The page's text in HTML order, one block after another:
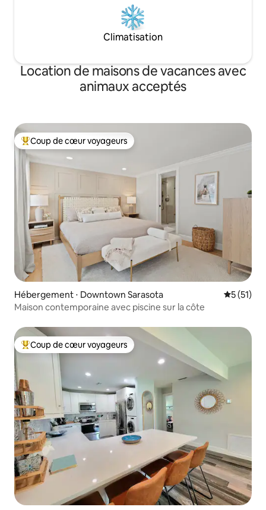
Climatisation
Location de maisons de vacances avec
animaux acceptés
Coups de cœur voyageurs les plus appréciés
Coup de cœur voyageurs
Hébergement ⋅ Downtown Sarasota
5 (51)
Maison contemporaine avec piscine sur la côte
Coups de cœur voyageurs les plus appréciés
Coup de cœur voyageurs